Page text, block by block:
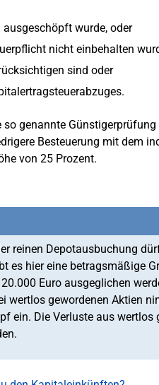
wurde, oder
nicht einbehalten
sind oder
genannte
Besteuerung mit dem
von 25 Prozent.
reinen Depotausbuchung
es hier eine betragsmäßige
Euro ausgeglichen
wertlos gewordenen Aktien
ein. Die Verluste aus